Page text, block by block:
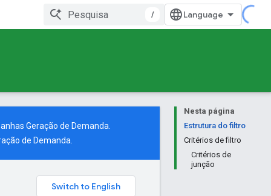
/
Nesta página
Estrutura do filtro
Critérios de filtro
Critérios de
junção
Geração de Demanda.
de Demanda.